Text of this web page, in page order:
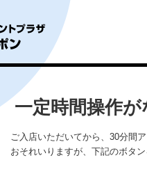
一定時間操作
ご入店いただいてから、30分間
おそれいりますが、下記のボタ